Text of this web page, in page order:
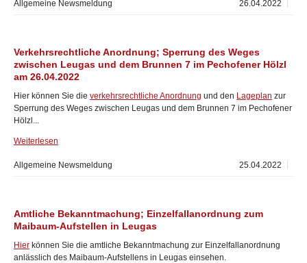
26.04.2022
Allgemeine Newsmeldung
Verkehrsrechtliche Anordnung; Sperrung des Weges
zwischen Leugas und dem Brunnen 7 im Pechofener Hölzl
am 26.04.2022
Hier können Sie die verkehrsrechtliche Anordnung und den Lageplan zur
Sperrung des Weges zwischen Leugas und dem Brunnen 7 im Pechofener
Hölzl...
Weiterlesen
25.04.2022
Allgemeine Newsmeldung
Amtliche Bekanntmachung; Einzelfallanordnung zum
Maibaum-Aufstellen in Leugas
Hier können Sie die amtliche Bekanntmachung zur Einzelfallanordnung
anlässlich des Maibaum-Aufstellens in Leugas einsehen.